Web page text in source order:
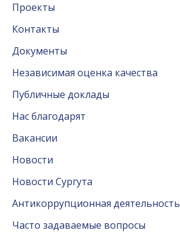
Проекты
Контакты
Документы
Независимая оценка качества
Публичные доклады
Нас благодарят
Вакансии
Новости
Новости Сургута
Антикоррупционная деятельность
Часто задаваемые вопросы